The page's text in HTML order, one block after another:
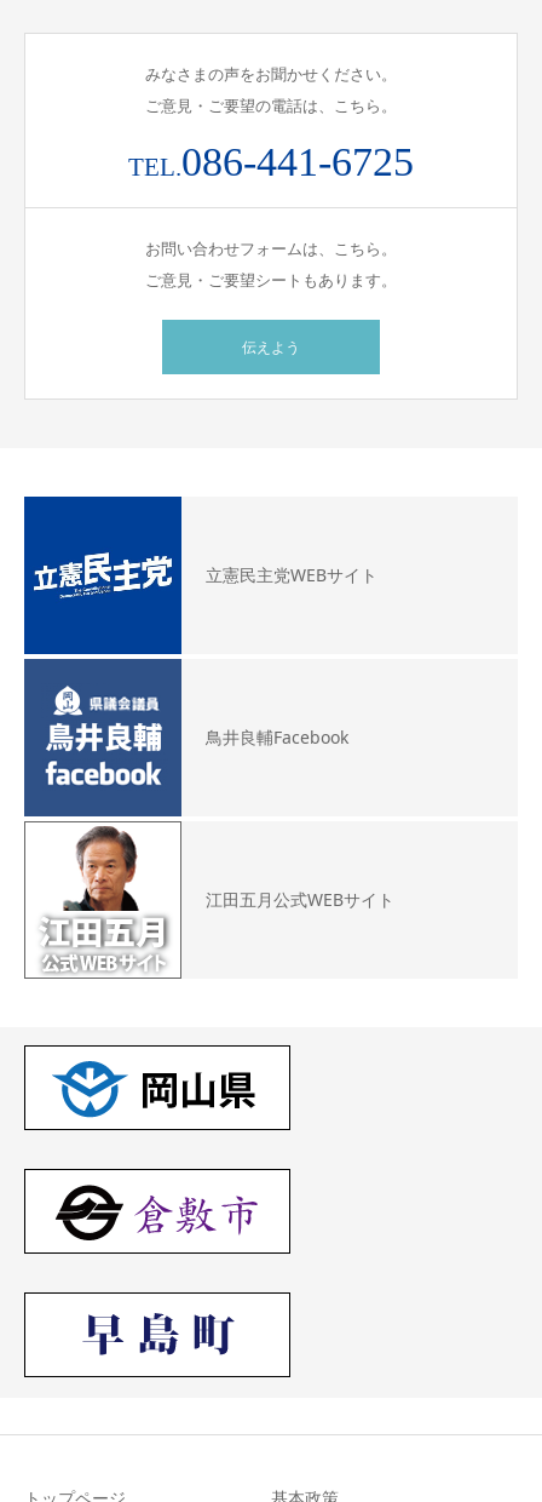
みなさまの声をお聞かせください。
ご意見・ご要望の電話は、こちら。
TEL.086-441-6725
お問い合わせフォームは、こちら。
ご意見・ご要望シートもあります。
伝えよう
立憲民主党WEBサイト
鳥井良輔Facebook
江田五月公式WEBサイト
トップページ 基本政策